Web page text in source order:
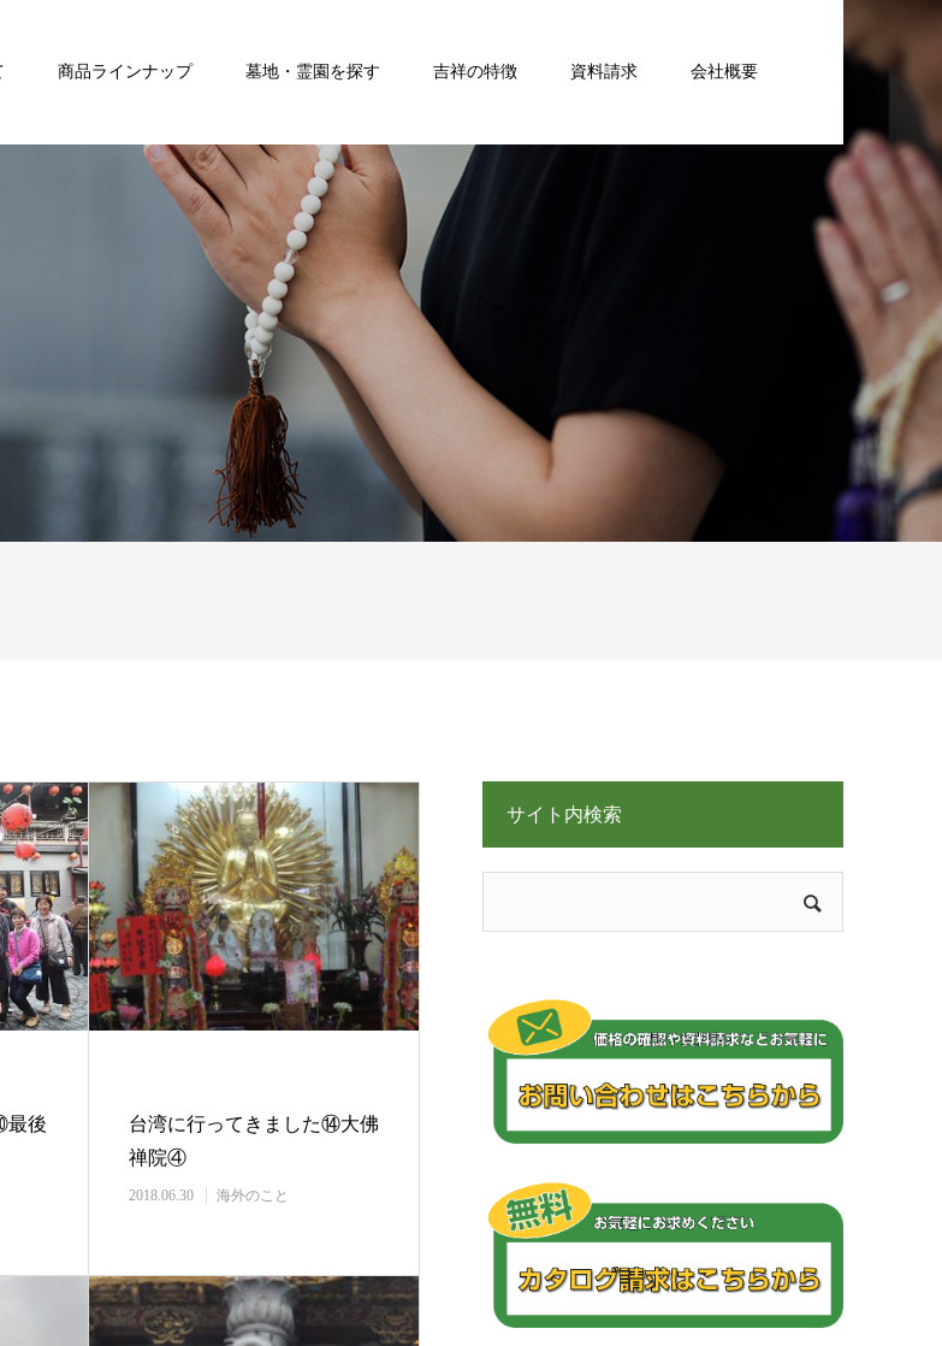
商品ラインナップ 墓地・霊園を探す 吉祥の特徴 資料請求 会社概要
最後
台湾に行ってきました⑭大佛
禅院④
2018.06.30 海外のこと
サイト内検索